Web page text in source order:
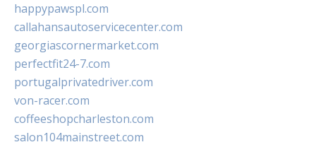
happypawspl.com
callahansautoservicecenter.com
georgiascornermarket.com
perfectfit24-7.com
portugalprivatedriver.com
von-racer.com
coffeeshopcharleston.com
salon104mainstreet.com